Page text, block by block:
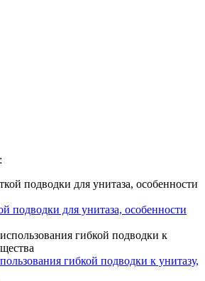
подводки для унитаза, особенности
гибкой подводки к унитазу,